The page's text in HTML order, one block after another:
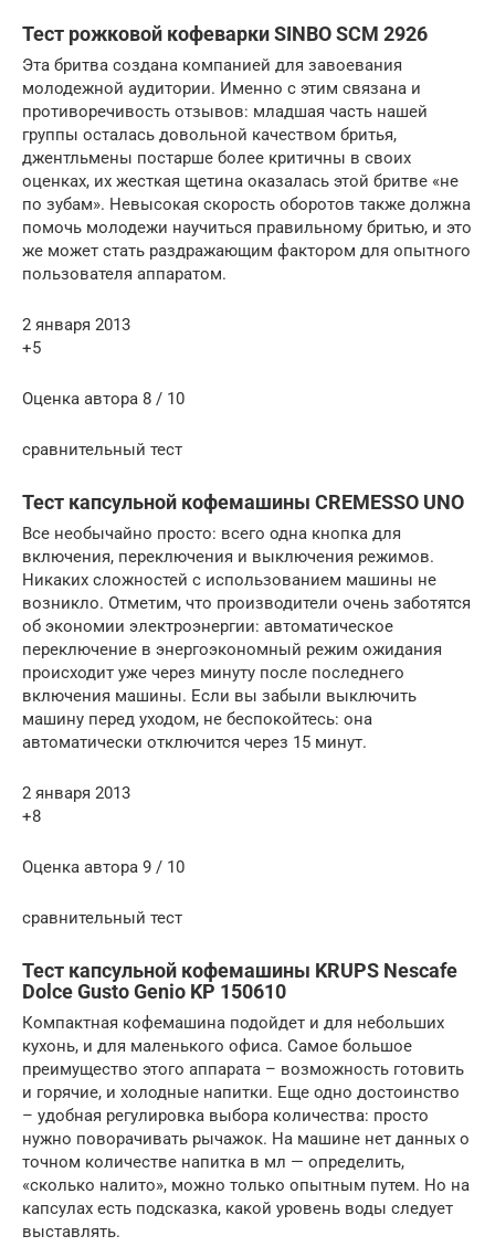
Тест рожковой кофеварки SINBO SCM 2926
Эта бритва создана компанией для завоевания
молодежной аудитории. Именно с этим связана и
противоречивость отзывов: младшая часть нашей
группы осталась довольной качеством бритья,
джентльмены постарше более критичны в своих
оценках, их жесткая щетина оказалась этой бритве «не
по зубам». Невысокая скорость оборотов также должна
помочь молодежи научиться правильному бритью, и это
же может стать раздражающим фактором для опытного
пользователя аппаратом.
2 января 2013
+5
Оценка автора 8 / 10
сравнительный тест
Тест капсульной кофемашины CREMESSO UNO
Все необычайно просто: всего одна кнопка для
включения, переключения и выключения режимов.
Никаких сложностей с использованием машины не
возникло. Отметим, что производители очень заботятся
об экономии электроэнергии: автоматическое
переключение в энергоэкономный режим ожидания
происходит уже через минуту после последнего
включения машины. Если вы забыли выключить
машину перед уходом, не беспокойтесь: она
автоматически отключится через 15 минут.
2 января 2013
+8
Оценка автора 9 / 10
сравнительный тест
Тест капсульной кофемашины KRUPS Nescafe
Dolce Gusto Genio KP 150610
Компактная кофемашина подойдет и для небольших
кухонь, и для маленького офиса. Самое большое
преимущество этого аппарата – возможность готовить
и горячие, и холодные напитки. Еще одно достоинство
– удобная регулировка выбора количества: просто
нужно поворачивать рычажок. На машине нет данных о
точном количестве напитка в мл — определить,
«сколько налито», можно только опытным путем. Но на
капсулах есть подсказка, какой уровень воды следует
выставлять.